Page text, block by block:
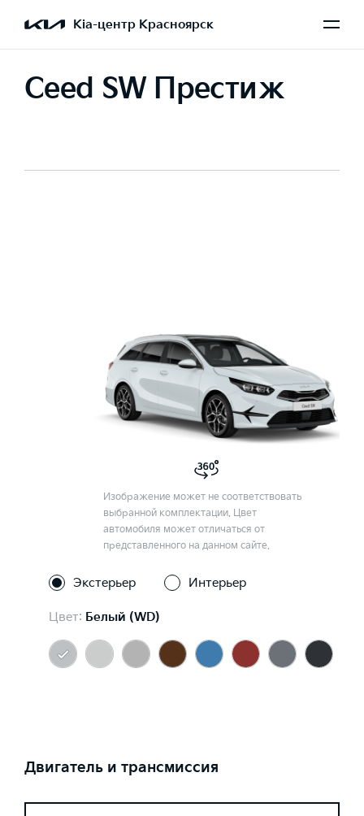
Kia-центр Красноярск
Ceed SW Престиж
Изображение может не соответствовать
выбранной комплектации. Цвет
автомобиля может отличаться от
представленного на данном сайте.
Экстерьер Интерьер
Цвет: Белый (WD)
Двигатель и трансмиссия